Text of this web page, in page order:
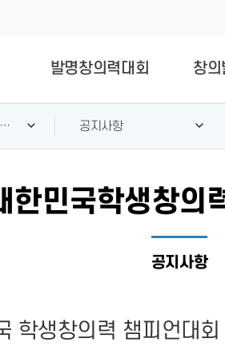
발명창의력대회 창
공지사항
한민국학생창의
공지사항
학생창의력 챔피언대